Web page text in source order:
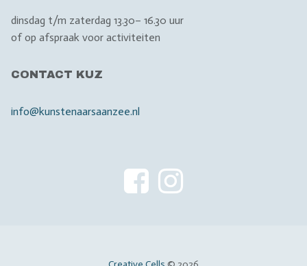
dinsdag t/m zaterdag 13.30– 16.30 uur
of op afspraak voor activiteiten
CONTACT KUZ
info@kunstenaarsaanzee.nl